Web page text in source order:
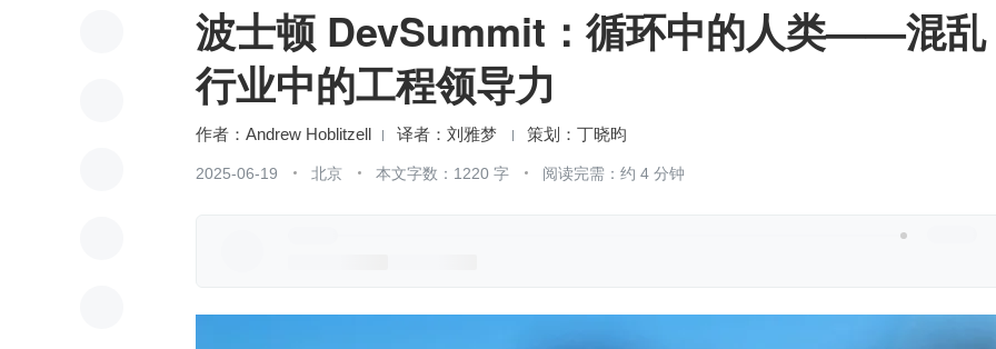
波士顿 DevSummit：循环中的人类——混乱
行业中的工程领导力
作者：Andrew Hoblitzell 刘雅梦 丁晓昀
2025-06-19 北京 本文字数：1220 字 阅读完需：约 4 分钟